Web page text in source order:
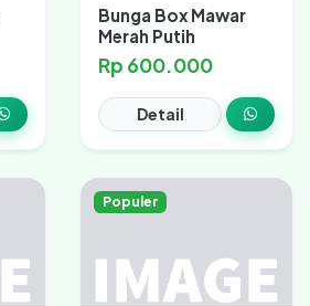
Bunga Box Mawar
Merah Putih
Rp 600.000
Detail
Populer